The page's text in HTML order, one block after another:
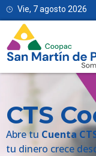
Vie, 7 agosto 2026
CTS
Abre tu Cuenta
tu dinero crece